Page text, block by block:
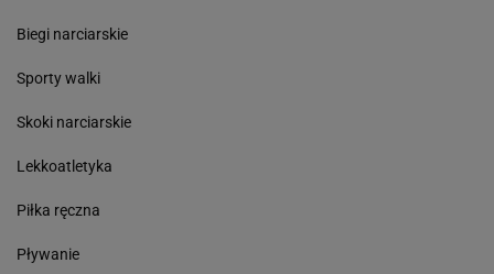
Biegi narciarskie
Sporty walki
Skoki narciarskie
Lekkoatletyka
Piłka ręczna
Pływanie